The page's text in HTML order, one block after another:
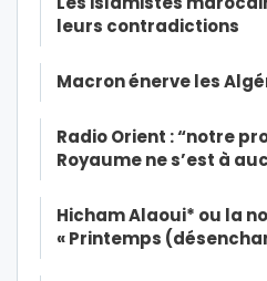
leurs contradictions
Macron énerve les
Radio Orient : “notre
Royaume ne s’est à
Hicham Alaoui* ou la
« Printemps